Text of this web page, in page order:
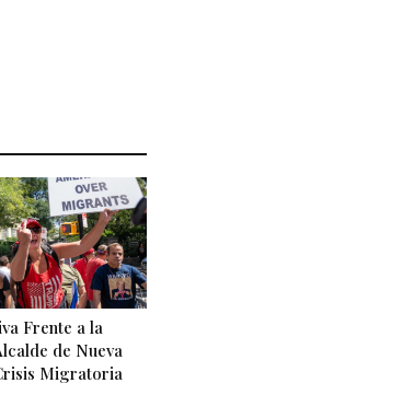
Frente a la
de Nueva
Migratoria